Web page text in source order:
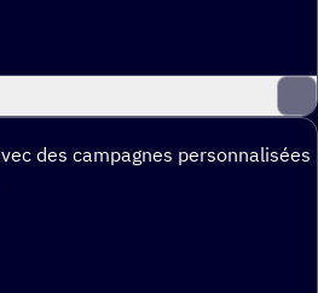
des campagnes personnalisées